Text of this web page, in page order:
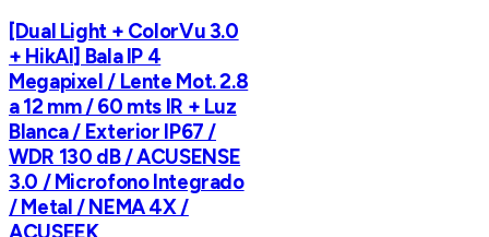
[Dual Light + ColorVu 3.0
+ HikAI] Bala IP 4
Megapixel / Lente Mot. 2.8
a 12 mm / 60 mts IR + Luz
Blanca / Exterior IP67 /
WDR 130 dB / ACUSENSE
3.0 / Microfono Integrado
/ Metal / NEMA 4X /